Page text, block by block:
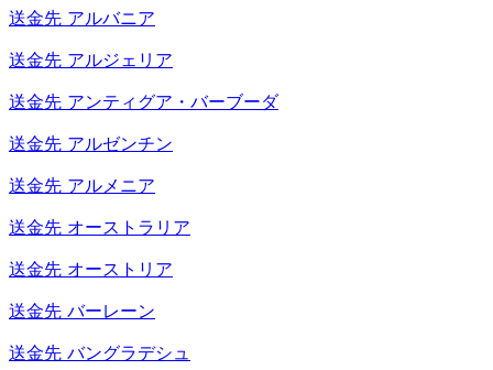
送金先 アルバニア
送金先 アルジェリア
送金先 アンティグア・バーブーダ
送金先 アルゼンチン
送金先 アルメニア
送金先 オーストラリア
送金先 オーストリア
送金先 バーレーン
送金先 バングラデシュ